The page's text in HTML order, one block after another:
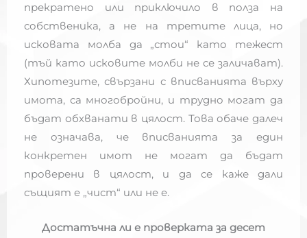
прекратено или приключило в полза на
собственика, а не на третите лица, но
исковата молба да „стои“ като тежест
(тъй като исковите молби не се заличават).
Хипотезите, свързани с вписванията върху
имота, са многобройни, и трудно могат да
бъдат обхванати в цялост. Това обаче далеч
не означава, че вписванията за един
конкретен имот не могат да бъдат
проверени в цялост, и да се каже дали
същият е „чист“ или не е.
Достатъчна ли е проверката за десет